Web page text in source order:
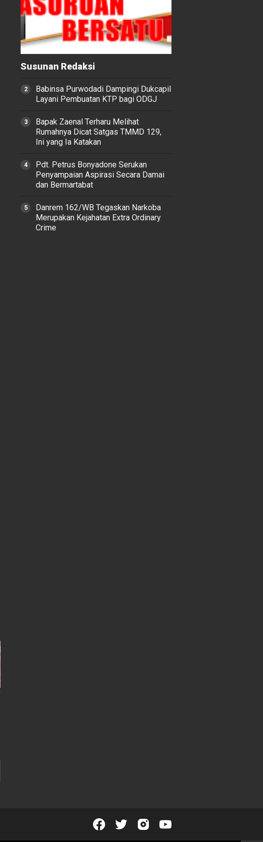
Susunan Redaksi
Babinsa Purwodadi Dampingi Dukcapil
Layani Pembuatan KTP bagi ODGJ
Bapak Zaenal Terharu Melihat
Rumahnya Dicat Satgas TMMD 129,
Ini yang Ia Katakan
Pdt. Petrus Bonyadone Serukan
Penyampaian Aspirasi Secara Damai
dan Bermartabat
Danrem 162/WB Tegaskan Narkoba
Merupakan Kejahatan Extra Ordinary
Crime